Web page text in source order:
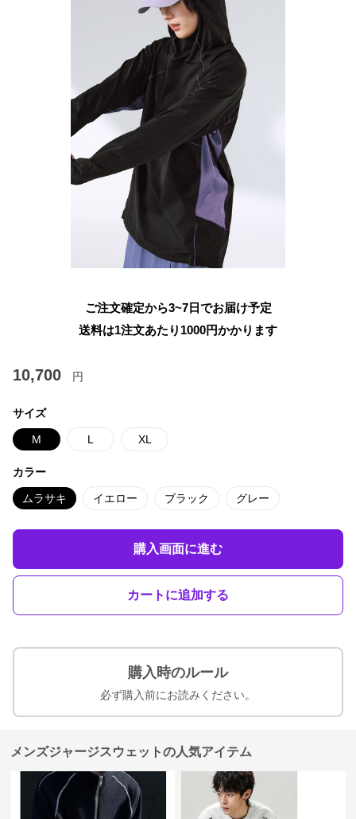
ご注文確定から3~7日でお届け予定
送料は1注文あたり 1000円かかります
10,700 円
サイズ
M L XL
カラー
ムラサキ イエロー ブラック グレー
購入画面に進む
カートに追加する
購入時のルール
必ず購入前にお読みください。
メンズジャージスウェットの人気アイテム